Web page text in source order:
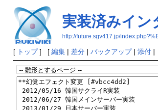
実装済みイン
http://future.sgv417.jp/
[ トップ] [ 編集| 差分| バックアップ| 添付|